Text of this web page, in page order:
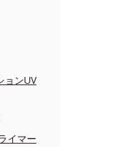
ョンUV
イマー